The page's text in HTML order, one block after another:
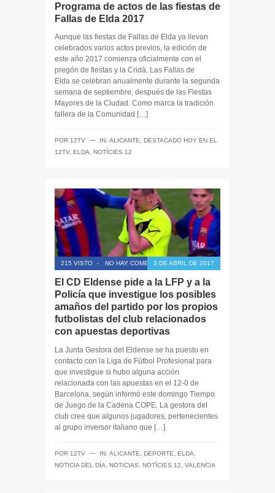
Programa de actos de las fiestas de
Fallas de Elda 2017
Aunque las fiestas de Fallas de Elda ya llevan
celebrados varios actos previos, la edición de
este año 2017 comienza oficialmente con el
pregón de fiestas y la Cridà. Las Fallas de
Elda se celebran anualmente durante la segunda
semana de septiembre, después de las Fiestas
Mayores de la Ciudad. Como marca la tradición
fallera de la Comunidad […]
POR 12TV ─ IN: ALICANTE, DESTACADO HOY EN EL
12TV, ELDA, NOTÍCIES 12
215 VISTO - NO HAY COMENTARIOS3 DE ABRIL DE 2017
El CD Eldense pide a la LFP y a la
Policía que investigue los posibles
amaños del partido por los propios
futbolistas del club relacionados
con apuestas deportivas
La Junta Gestora del Eldense se ha puesto en
contacto con la Liga de Fútbol Profesional para
que investigue si hubo alguna acción
relacionada con las apuestas en el 12-0 de
Barcelona, según informó este domingo Tiempo
de Juego de la Cadena COPE. La gestora del
club cree que algunos jugadores, pertenecientes
al grupo inversor italiano que […]
POR 12TV ─ IN: ALICANTE DEPORTE ELDA
NOTICIA DEL DÍA
NOTICIAS NOTÍCIES 12 VALENCIA